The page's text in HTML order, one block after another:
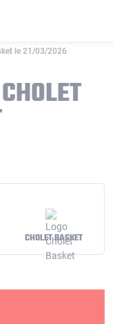
le 21/03/2026
CHOLET BASKET